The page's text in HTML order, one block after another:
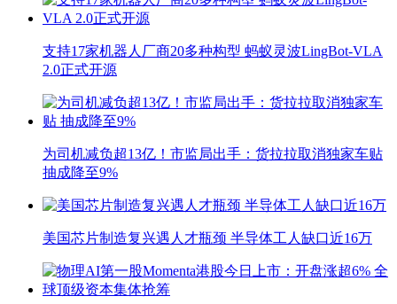
支持17家机器人厂商20多种构型 蚂蚁灵波LingBot-VLA
2.0正式开源
为司机减负超13亿！市监局出手：货拉拉取消独家车贴
抽成降至9%
美国芯片制造复兴遇人才瓶颈 半导体工人缺口近16万